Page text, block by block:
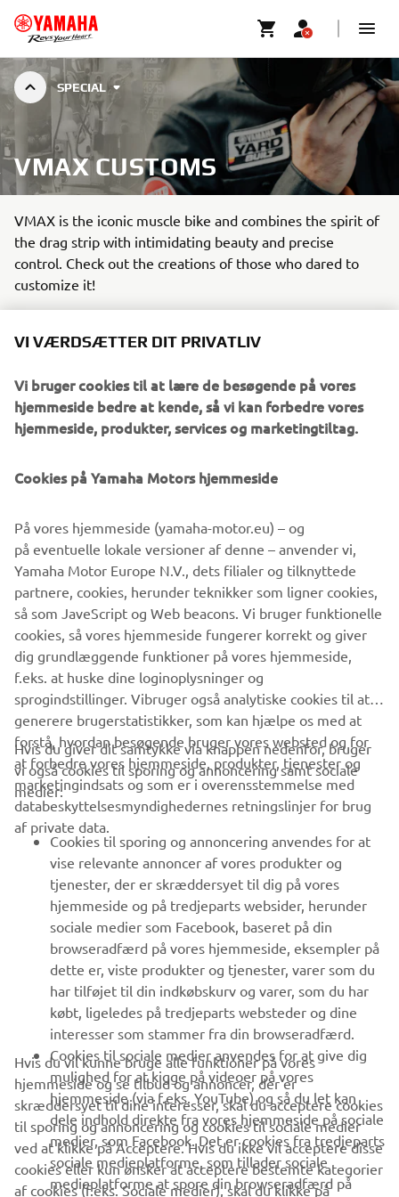
SPECIAL
VMAX CUSTOMS
VMAX is the iconic muscle bike and combines the spirit of
the drag strip with intimidating beauty and precise
control. Check out the creations of those who dared to
customize it!
Yard Built
"Faster Son" par Shinya Kimura
Læs mere
VIRKSOMHED
B2B
MERE YAMAHA
SUPPORT
NYHEDSBREV
Vær den første til at få besked om de seneste tilbud, særlige
arrangementer, nye udgivelser og meget mere.
TILMELD DIG
Læs vores privatlivspolitik for at lære, hvordan vi behandler dine
VI VÆRDSÆTTER DIT PRIVATLIV
Vi bruger cookies til at lære de besøgende på vores
hjemmeside bedre at kende, så vi kan forbedre vores
hjemmeside, produkter, services og marketingtiltag.
Cookies på Yamaha Motors hjemmeside
På vores hjemmeside (yamaha-motor.eu) – og
på eventuelle lokale versioner af denne – anvender vi,
Yamaha Motor Europe N.V., dets filialer og tilknyttede
partnere, cookies, herunder teknikker som ligner cookies,
så som JaveScript og Web beacons. Vi bruger funktionelle
cookies, så vores hjemmeside fungerer korrekt og giver
dig grundlæggende funktioner på vores hjemmeside,
f.eks. at huske dine loginoplysninger og
sprogindstillinger. Vibruger også analytiske cookies til at
generere brugerstatistikker, som kan hjælpe os med at
forstå, hvordan besøgende bruger vores websted og for
at forbedre vores hjemmeside, produkter, tjenester og
marketingindsats og som er i overensstemmelse med
databeskyttelsesmyndighedernes retningslinjer for brug
af private data.
Hvis du giver dit samtykke via knappen nedenfor, bruger
vi også cookies til sporing og annoncering samt sociale
medier:
Cookies til sporing og annoncering anvendes for at
vise relevante annoncer af vores produkter og
tjenester, der er skræddersyet til dig på vores
hjemmeside og på tredjeparts websider, herunder
sociale medier som Facebook, baseret på din
browseradfærd på vores hjemmeside, eksempler på
dette er, viste produkter og tjenester, varer som du
har tilføjet til din indkøbskurv og varer, som du har
købt, ligeledes på tredjeparts websteder og dine
interesser som stammer fra din browseradfærd.
Cookies til sociale medier anvendes for at give dig
mulighed for at kigge på videoer på vores
hjemmeside (via f.eks. YouTube) og så du let kan
dele indhold direkte fra vores hjemmeside på sociale
medier, som Facebook. Det er cookies fra tredjeparts
sociale medieplatforme, som tillader sociale
medieplatforme at spore din browseradfærd på
Hvis du vil kunne bruge alle funktioner på vores
hjemmeside og se tilbud og annoncer, der er
skræddersyet til dine interesser, skal du acceptere cookies
til sporing og annoncering og cookies til sociale medier
ved at klikke på Acceptere. Hvis du ikke vil acceptere disse
cookies eller kun ønsker at acceptere bestemte kategorier
af cookies (f.eks. Sociale medier), skal du klikke på